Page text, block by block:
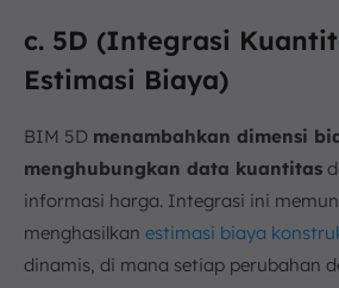
c. 5D (Integrasi
Estimasi Biaya)
BIM 5D menambahkan dimensi
menghubungkan data kuantitas
informasi harga. Integrasi ini
menghasilkan estimasi biaya
dinamis, di mana setiap perubahan